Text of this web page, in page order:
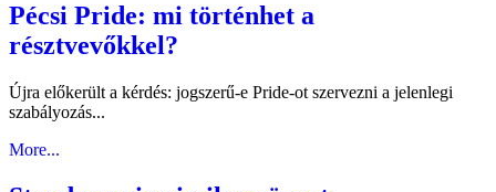
Pécsi Pride: mi történhet a
résztvevőkkel?
Újra előkerült a kérdés: jogszerű-e Pride-ot szervezni a jelenlegi
szabályozás...
More...